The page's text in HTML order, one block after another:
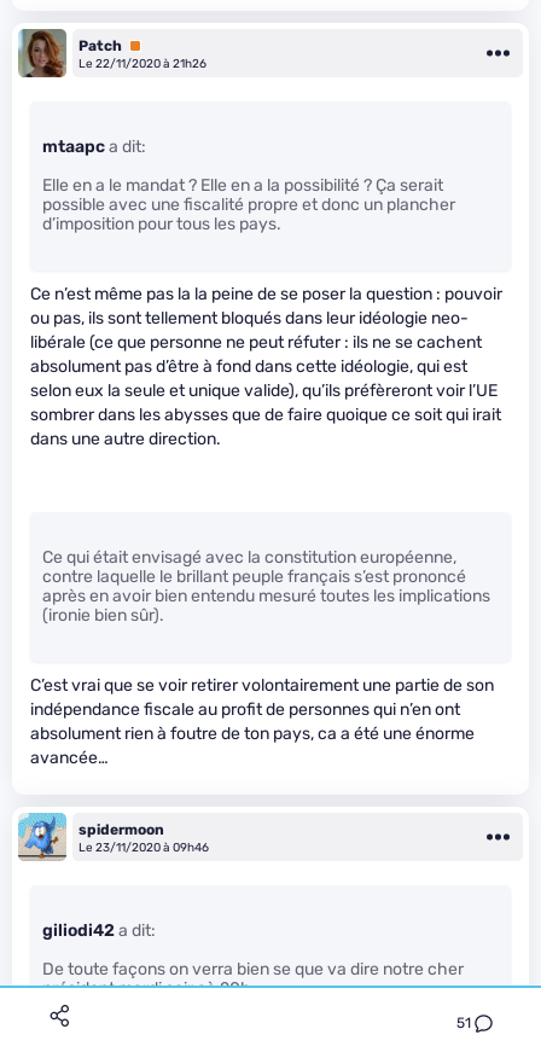
51
Patch Premium
Le 22/11/2020 à 21h26
mtaapca dit:
Elle en a le mandat ? Elle en a la possibilité ? Ça serait
possible avec une fiscalité propre et donc un plancher
d’imposition pour tous les pays.
Ce n’est même pas la la peine de se poser la question : pouvoir
ou pas, ils sont tellement bloqués dans leur idéologie neo-
libérale (ce que personne ne peut réfuter : ils ne se cachent
absolument pas d’être à fond dans cette idéologie, qui est
selon eux la seule et unique valide), qu’ils préfèreront voir l’UE
sombrer dans les abysses que de faire quoique ce soit qui irait
dans une autre direction.
Ce qui était envisagé avec la constitution européenne,
contre laquelle le brillant peuple français s’est prononcé
après en avoir bien entendu mesuré toutes les implications
(ironie bien sûr).
C’est vrai que se voir retirer volontairement une partie de son
indépendance fiscale au profit de personnes qui n’en ont
absolument rien à foutre de ton pays, ca a été une énorme
avancée…
spidermoon
Le 23/11/2020 à 09h46
giliodi42a dit:
De toute façons on verra bien se que va dire notre cher
président mardi soir aà 20h